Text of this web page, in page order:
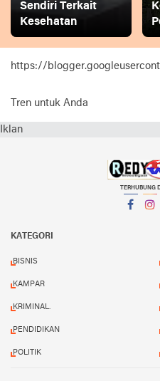
Sendiri Terkait
Kesehatan
https://
Tren untuk Anda
Iklan
TERHUBUNG
KATEGORI
BISNIS
KAMPAR
KRIMINAL.
PENDIDIKAN
POLITIK